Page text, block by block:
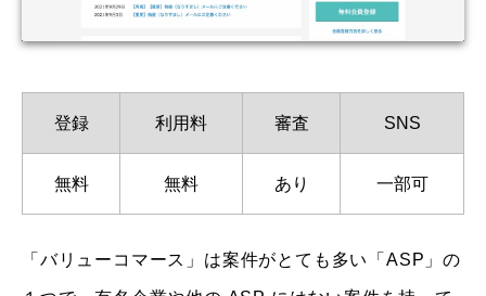
登録 利用料 審査 SNS
無料 無料 あり 一部可
「バリューコマース」は案件がとても多い「ASP」の